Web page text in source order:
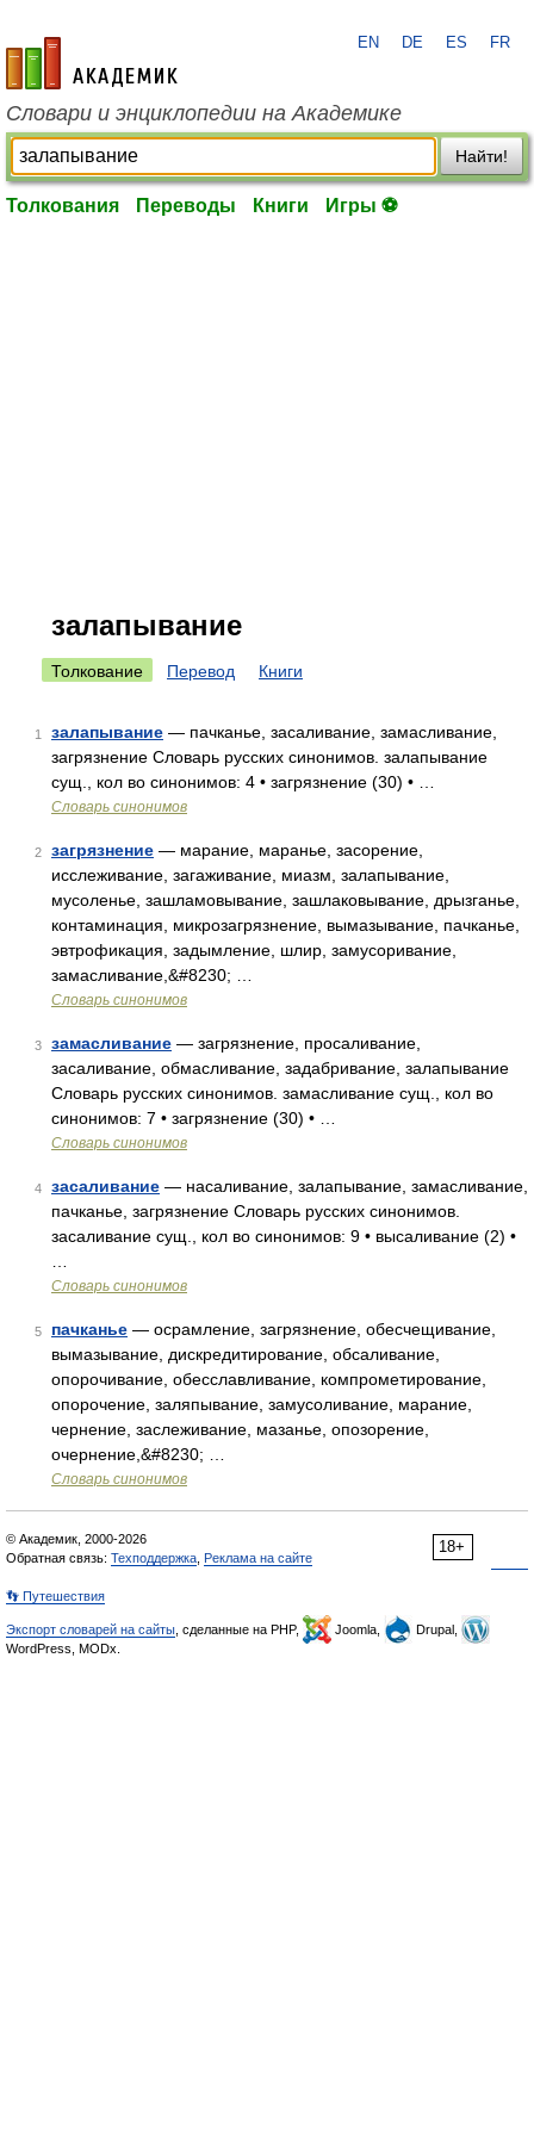
academic.ru
EN DE ES FR
Словари и энциклопедии на Академике
Найти!
Толкования Переводы Книги Игры ⚽
залапывание
Толкование Перевод Книги
1 залапывание — пачканье, засаливание, замасливание,
загрязнение Словарь русских синонимов. залапывание
сущ., кол во синонимов: 4 • загрязнение (30) • …
Словарь синонимов
2 загрязнение — марание, маранье, засорение,
исслеживание, загаживание, миазм, залапывание,
мусоленье, зашламовывание, зашлаковывание, дрызганье,
контаминация, микрозагрязнение, вымазывание, пачканье,
эвтрофикация, задымление, шлир, замусоривание,
замасливание,&#8230; …
Словарь синонимов
3 замасливание — загрязнение, просаливание,
засаливание, обмасливание, задабривание, залапывание
Словарь русских синонимов. замасливание сущ., кол во
синонимов: 7 • загрязнение (30) • …
Словарь синонимов
4 засаливание — насаливание, залапывание, замасливание,
пачканье, загрязнение Словарь русских синонимов.
засаливание сущ., кол во синонимов: 9 • высаливание (2) •
Словарь синонимов
5 пачканье — осрамление, загрязнение, обесчещивание,
вымазывание, дискредитирование, обсаливание,
опорочивание, обесславливание, компрометирование,
опорочение, заляпывание, замусоливание, марание,
чернение, заслеживание, мазанье, опозорение,
очернение,&#8230; …
Словарь синонимов
18+
© Академик, 2000-2026
Обратная связь: Техподдержка Реклама на сайте
👣 Путешествия
Экспорт словарей на сайты , сделанные на PHP, Joomla,
Drupal,
WordPress, MODx.